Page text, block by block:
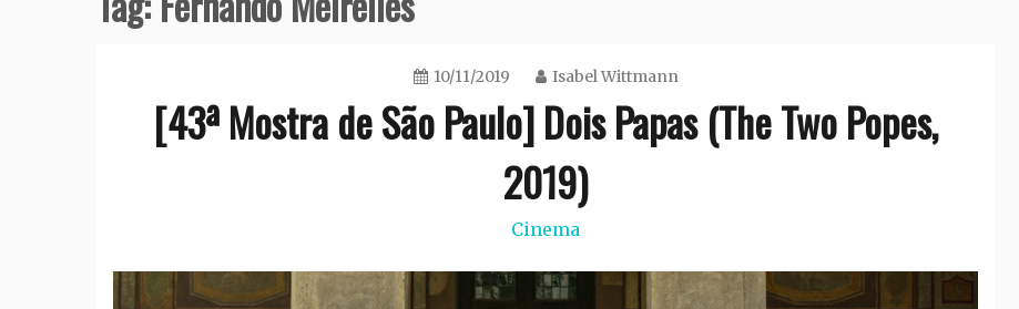
10/11/2019 Isabel Wittmann
[43ª Mostra de São Paulo] Dois Papas (The Two Popes,
2019)
Cinema